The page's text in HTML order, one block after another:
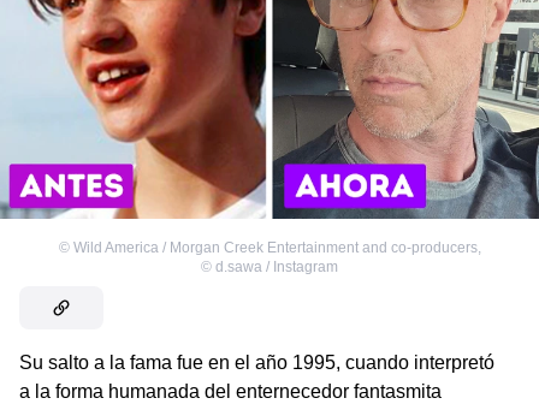
© Wild America / Morgan Creek Entertainment and co-producers,
© d.sawa / Instagram
Su salto a la fama fue en el año 1995, cuando interpretó
a la forma humanada del enternecedor fantasmita